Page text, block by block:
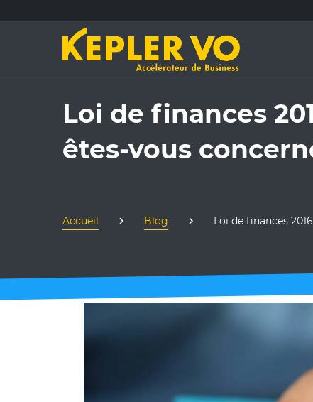
Loi de finances
êtes-vous
Accueil Blog Loi de finances